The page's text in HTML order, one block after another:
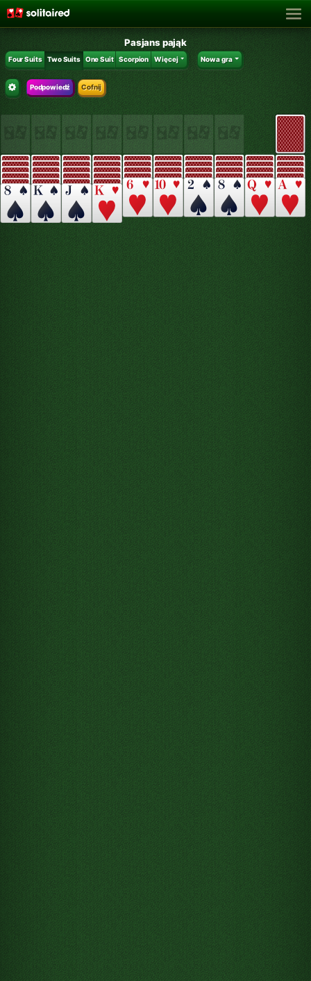
Pasjans pająk
Four Suits Two Suits One Suit Scorpion Więcej Nowa gra
Podpowiedź Cofnij